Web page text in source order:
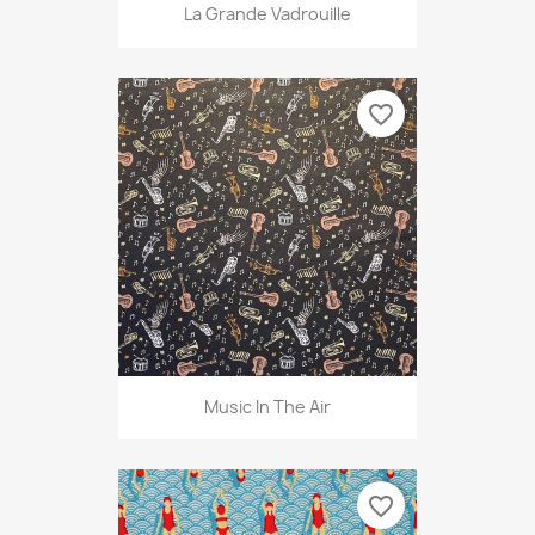
La Grande Vadrouille
Music In The Air
favorite_border
favorite_border